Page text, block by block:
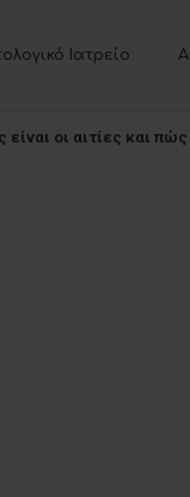
Ιατρείο
οι αιτίες και